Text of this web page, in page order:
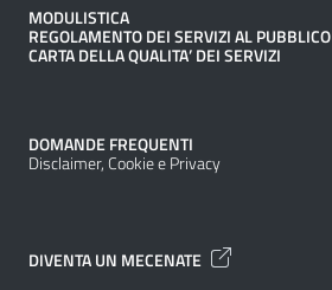
MODULISTICA
REGOLAMENTO DEI SERVIZI AL PUBBLICO
CARTA DELLA QUALITA’ DEI SERVIZI
DOMANDE FREQUENTI
Disclaimer, Cookie e Privacy
DIVENTA UN MECENATE